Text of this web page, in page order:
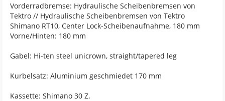
Vorderradbremse: Hydraulische Scheibenbremsen von
Tektro // Hydraulische Scheibenbremsen von Tektro
Shimano RT10, Center Lock-Scheibenaufnahme, 180 mm
Vorne/Hinten: 180 mm
Gabel: Hi-ten steel unicrown, straight/tapered leg
Kurbelsatz: Aluminium geschmiedet 170 mm
Kassette: Shimano 30 Z.